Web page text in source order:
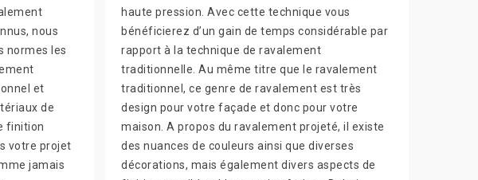
nous
normes les
et
de
finition
votre projet
jamais
haute pression. Avec cette technique vous
bénéficierez d’un gain de temps considérable par
rapport à la technique de ravalement
traditionnelle. Au même titre que le ravalement
traditionnel, ce genre de ravalement est très
design pour votre façade et donc pour votre
maison. A propos du ravalement projeté, il existe
des nuances de couleurs ainsi que diverses
décorations, mais également divers aspects de